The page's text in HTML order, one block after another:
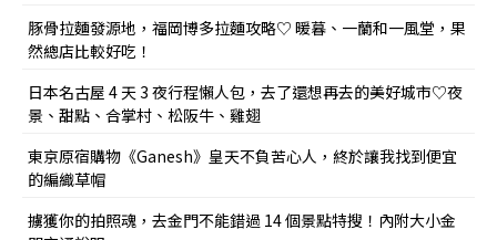
豚骨拉麵發源地，福岡博多拉麵攻略♡ 暖暮、一蘭和一風堂，果
然總店比較好吃！
日本名古屋 4 天 3 夜行程懶人包，去了還想再去的美好城市♡夜
景、甜點、合掌村、松阪牛、雞翅
東京原宿購物《Ganesh》皇天不負苦心人，終於讓我找到便宜
的編織草帽
擄獲你的拍照魂，去金門不能錯過 14 個景點特搜！內附大小金